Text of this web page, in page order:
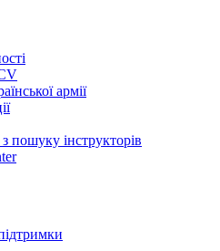
армії
пошуку інструкторів